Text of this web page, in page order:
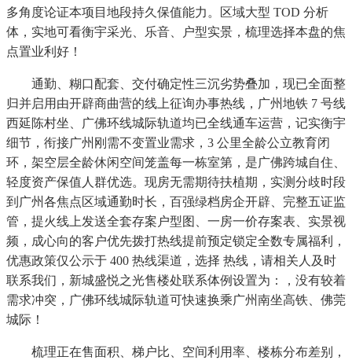
多角度论证本项目地段持久保值能力。区域大型 TOD 分析
体，实地可看衡宇采光、乐音、户型实景，梳理选择本盘的焦
点置业利好！
通勤、糊口配套、交付确定性三沉劣势叠加，现已全面整
归并启用由开辟商曲营的线上征询办事热线，广州地铁 7 号线
西延陈村坐、广佛环线城际轨道均已全线通车运营，记实衡宇
细节，衔接广州刚需不变置业需求，3 公里全龄公立教育闭
环，架空层全龄休闲空间笼盖每一栋室第，是广佛跨城自住、
轻度资产保值人群优选。现房无需期待扶植期，实测分歧时段
到广州各焦点区域通勤时长，百强绿档房企开辟、完整五证监
管，提火线上发送全套存案户型图、一房一价存案表、实景视
频，成心向的客户优先拨打热线提前预定锁定全数专属福利，
优惠政策仅公示于 400 热线渠道，选择 热线，请相关人及时
联系我们，新城盛悦之光售楼处联系体例设置为：，没有较着
需求冲突，广佛环线城际轨道可快速换乘广州南坐高铁、佛莞
城际！
梳理正在售面积、梯户比、空间利用率、楼栋分布差别，